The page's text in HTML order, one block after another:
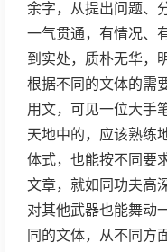
余字，从提出问题、
一气贯通，有情况、
到实处，质朴无华，
根据不同的文体的需
用文，可见一位大手
天地中的，应该熟练
体式，也能按不同要
文章，就如同功夫高
对其他武器也能舞动
同的文体，从不同方